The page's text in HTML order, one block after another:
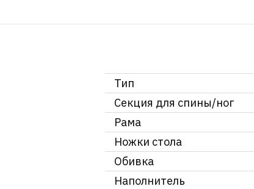
Тип
Секция для спины/ног
Рама
Ножки стола
Обивка
Наполнитель